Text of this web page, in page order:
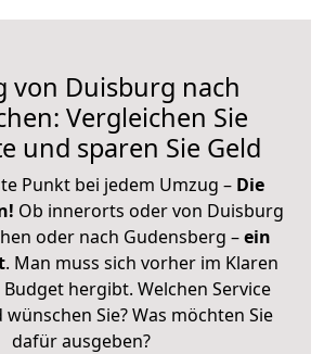
von Duisburg nach
Vergleichen Sie
und sparen Sie Geld
Punkt bei jedem Umzug – Die
Ob innerorts oder von Duisburg
oder nach Gudensberg –ein
. Man muss sich vorher im Klaren
Budget hergibt. Welchen Service
Sie? Was möchten Sie
dafür ausgeben?